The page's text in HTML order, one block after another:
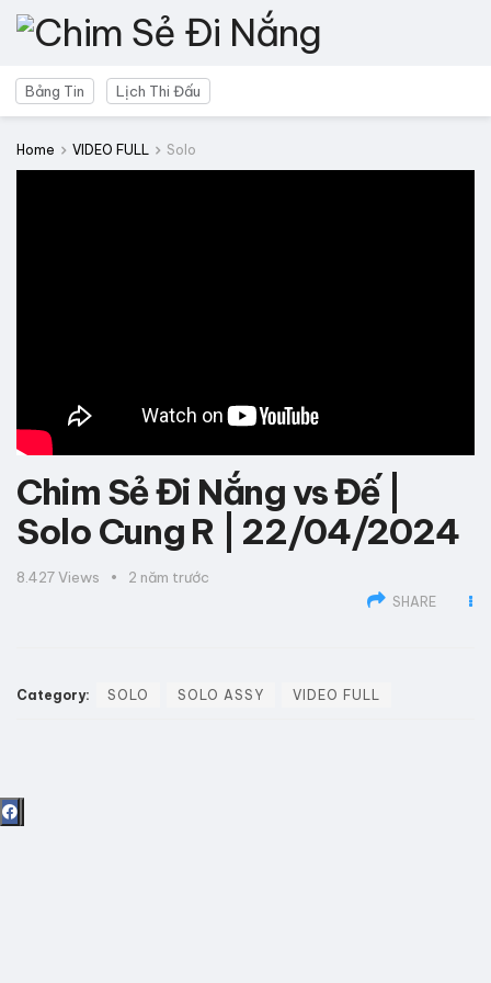
Bảng Tin Lịch Thi Đấu
Home VIDEO FULL Solo
Chim Sẻ Đi Nắng vs Đế |
Solo Cung R | 22/04/2024
8.427Views 2 năm trước
SHARE
Category: SOLO SOLO ASSY VIDEO FULL